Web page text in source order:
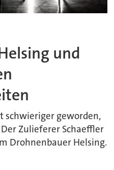
und
schwieriger geworden,
Zulieferer Schaeffler
Drohnenbauer Helsing.